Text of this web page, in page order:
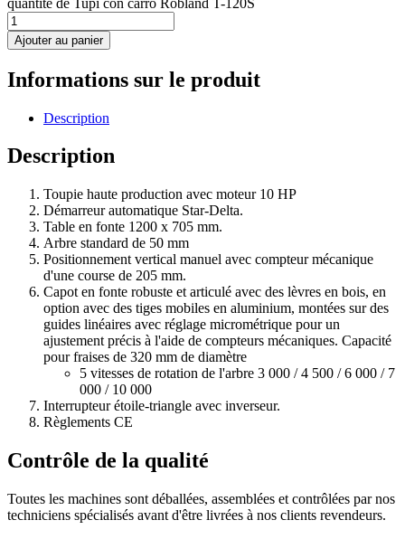
Ajouter au panier
Informations sur le produit
Description
Description
Toupie haute production avec moteur 10 HP
Démarreur automatique Star-Delta.
Table en fonte 1200 x 705 mm.
Arbre standard de 50 mm
Positionnement vertical manuel avec compteur mécanique
d'une course de 205 mm.
Capot en fonte robuste et articulé avec des lèvres en bois, en
option avec des tiges mobiles en aluminium, montées sur des
guides linéaires avec réglage micrométrique pour un
ajustement précis à l'aide de compteurs mécaniques. Capacité
pour fraises de 320 mm de diamètre
5 vitesses de rotation de l'arbre 3 000 / 4 500 / 6 000 / 7
000 / 10 000
Interrupteur étoile-triangle avec inverseur.
Règlements CE
Contrôle de la qualité
Toutes les machines sont déballées, assemblées et contrôlées par nos
techniciens spécialisés avant d'être livrées à nos clients revendeurs.